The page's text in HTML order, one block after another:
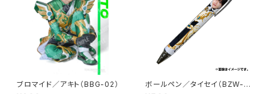
ブロマイド／アキト（BBG-02）
ボールペン／タイセイ（BZW-0